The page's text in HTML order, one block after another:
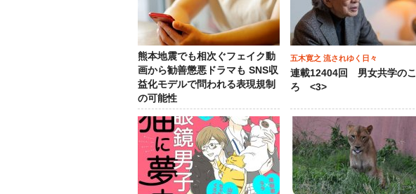
熊本地震でも相次ぐフェイク動
画から勧善懲悪ドラマも SNS収
益化モデルで問われる表現規制
の可能性
五木寛之 流されゆく日々
連載12404回 男女共学のこ
ろ <3>